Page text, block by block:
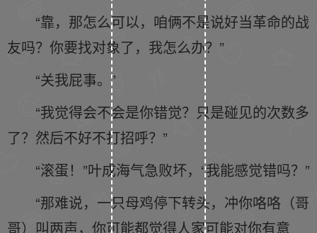
“靠，那怎么可以，咱俩不是说好当革命的战
友吗？你要找对象了，我怎么办？”
“关我屁事。”
“我觉得会不会是你错觉？只是碰见的次数多
了？然后不好不打招呼？”
“滚蛋！”叶成海气急败坏，“我能感觉错吗？”
“那难说，一只母鸡停下转头，冲你咯咯（哥
哥）叫两声，你可能都觉得人家可能对你有意